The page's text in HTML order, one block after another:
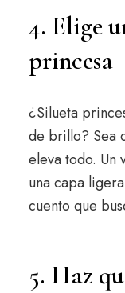
4. Elige
princesa
¿Silueta
de brillo? Sea
eleva todo. Un
una capa
cuento que
5. Haz